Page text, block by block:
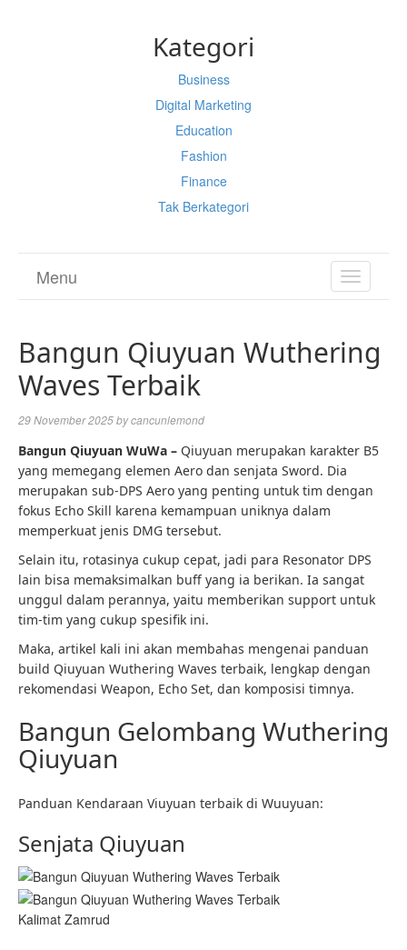
Kategori
Business
Digital Marketing
Education
Fashion
Finance
Tak Berkategori
TOGGLE
Menu
Bangun Qiuyuan Wuthering
Waves Terbaik
29 November 2025bycancunlemond
Bangun Qiuyuan WuWa – Qiuyuan merupakan karakter B5
yang memegang elemen Aero dan senjata Sword. Dia
merupakan sub-DPS Aero yang penting untuk tim dengan
fokus Echo Skill karena kemampuan uniknya dalam
memperkuat jenis DMG tersebut.
Selain itu, rotasinya cukup cepat, jadi para Resonator DPS
lain bisa memaksimalkan buff yang ia berikan. Ia sangat
unggul dalam perannya, yaitu memberikan support untuk
tim-tim yang cukup spesifik ini.
Maka, artikel kali ini akan membahas mengenai panduan
build Qiuyuan Wuthering Waves terbaik, lengkap dengan
rekomendasi Weapon, Echo Set, dan komposisi timnya.
Bangun Gelombang Wuthering
Qiuyuan
Panduan Kendaraan Viuyuan terbaik di Wuuyuan:
Senjata Qiuyuan
Kalimat Zamrud